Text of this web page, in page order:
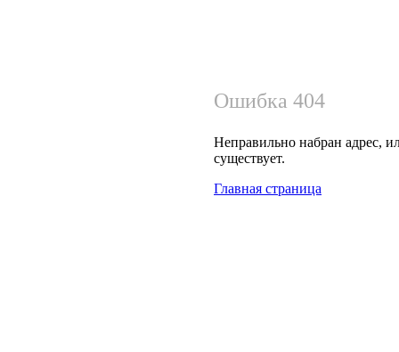
Ошибка 404
Неправильно набран адрес,
существует.
Главная страница